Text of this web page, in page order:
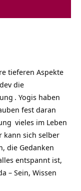
tieferen Aspekte
die
. Yogis haben
fest daran
vieles im Leben
kann sich selber
die Gedanken
entspannt ist,
– Sein, Wissen